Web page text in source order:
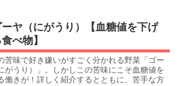
ーヤ（にがうり）【血糖値を下げ
べ物】
苦味で好き嫌いがすごく分かれる野菜「ゴー
がうり）」。しかしこの苦味にこそ血糖値を
働きが！詳しく紹介するとともに、苦手な方